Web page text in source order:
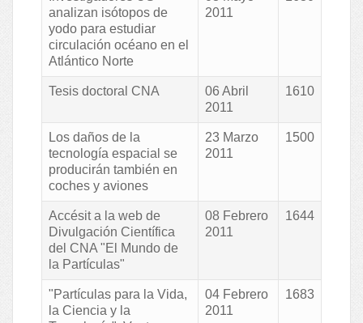
analizan isótopos de
yodo para estudiar
circulación océano en el
Atlántico Norte
2011
Tesis doctoral CNA
06 Abril
2011
1610
Los daños de la
tecnología espacial se
producirán también en
coches y aviones
23 Marzo
2011
1500
Accésit a la web de
Divulgación Científica
del CNA "El Mundo de
la Partículas"
08 Febrero
2011
1644
"Partículas para la Vida,
la Ciencia y la
04 Febrero
2011
1683